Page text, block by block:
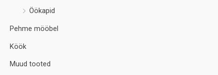
Öökapid
Pehme mööbel
Köök
Muud tooted